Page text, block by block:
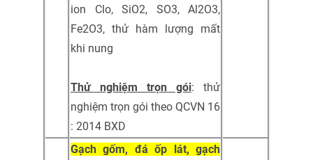
ion Clo, SiO2, SO3, Al2O3,
Fe2O3, thử hàm lượng mất
khi nung
Thử nghiệm trọn gói: thử
nghiệm trọn gói theo QCVN 16
: 2014 BXD
Gạch gốm, đá ốp lát, gạch